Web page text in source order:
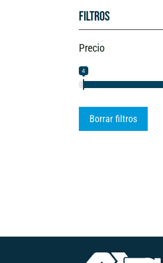
Filtros
Precio
4
Borrar filtros